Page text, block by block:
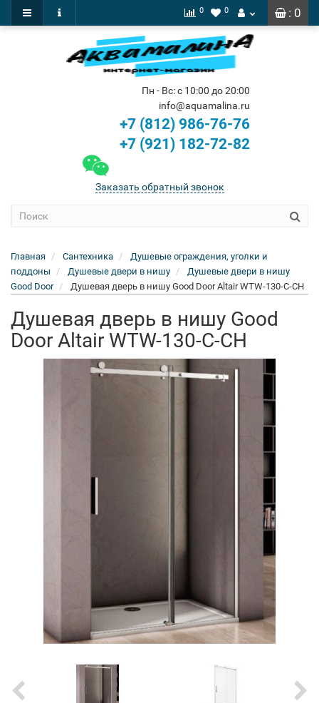
: 0
0 0
Пн - Вс: с 10:00 до 20:00
info@aquamalina.ru
+7 (812) 986-76-76
+7 (921) 182-72-82
Заказать обратный звонок
Главная Сантехника
Душевые ограждения, уголки и
поддоны
Душевые двери в нишу
Душевые двери в нишу
Good Door
Душевая дверь в нишу Good Door Altair WTW-130-C-CH
Душевая дверь в нишу Good
Door Altair WTW-130-C-CH